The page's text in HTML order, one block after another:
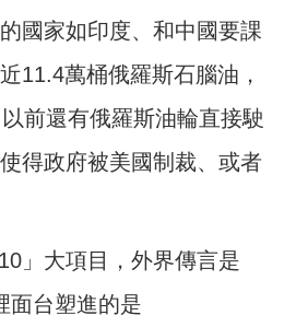
國家如印度、和中國要課
11.4萬桶俄羅斯石腦油 ，
前還有俄羅斯油輪直接駛
得政府被美國制裁、或者
」大項目，外界傳言是
面台塑進的是